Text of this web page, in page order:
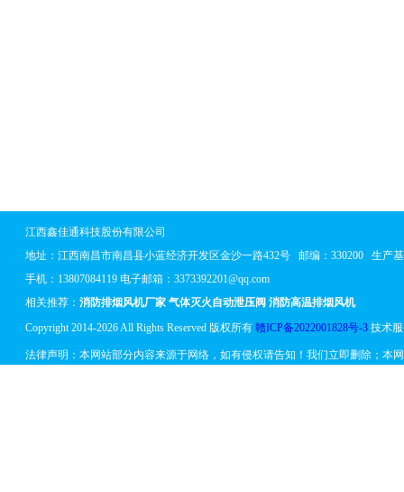
江西鑫佳通科技股份有限公司
地址： 江西南昌市南昌县小蓝经济开发区金沙一路432号邮编：330200 生产基
手机：13807084119 电子邮箱：3373392201@qq.com
相关推荐： 消防排烟风机厂家 气体灭火自动泄压阀 消防高温排烟风机
Copyright 2014-2026 All Rights Reserved 版权所有 赣ICP备2022001828号-3技术服
法律声明：本网站部分内容来源于网络，如有侵权请告知！我们立即删除；本